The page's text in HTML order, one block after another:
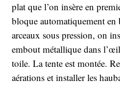
plat que l’on insère en
bloque automatiquement en
arceaux sous pression, on
embout métallique dans
toile. La tente est montée.
aérations et installer les